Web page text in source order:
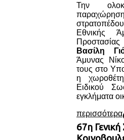
Την
Εθνικής
Βασίλη
Άμυνας
τους στο
η
Ειδικού
εγκλήματα
περισσότερα
67η